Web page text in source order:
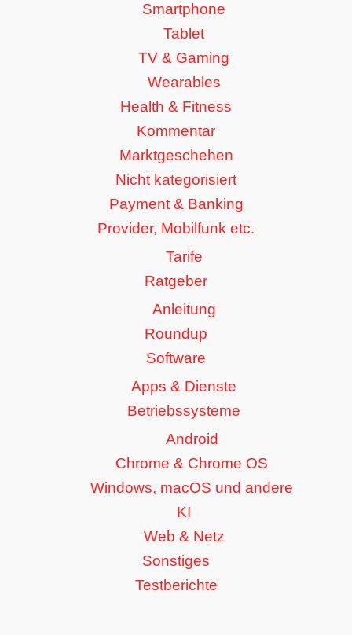
Smartphone
Tablet
TV & Gaming
Wearables
Health & Fitness
Kommentar
Marktgeschehen
Nicht kategorisiert
Payment & Banking
Provider, Mobilfunk etc.
Tarife
Ratgeber
Anleitung
Roundup
Software
Apps & Dienste
Betriebssysteme
Android
Chrome & Chrome OS
Windows, macOS und andere
KI
Web & Netz
Sonstiges
Testberichte